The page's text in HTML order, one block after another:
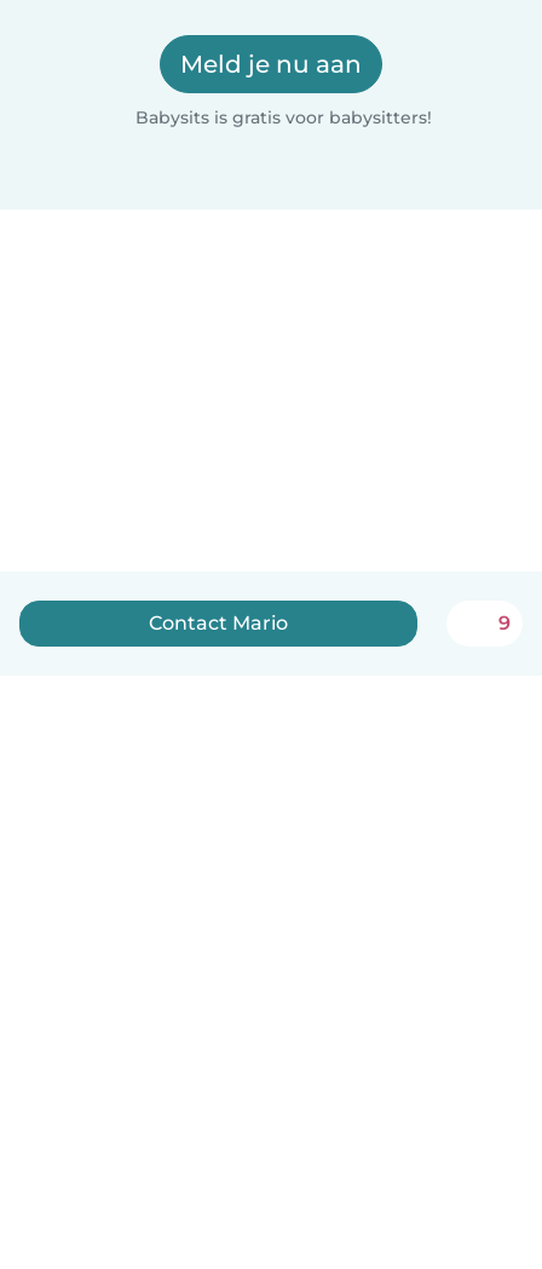
Meld je nu aan
Babysits is gratis voor babysitters!
Contact Mario 9